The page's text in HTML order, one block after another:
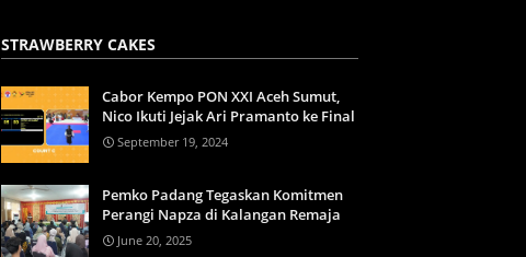
STRAWBERRY CAKES
Cabor Kempo PON XXI Aceh Sumut,
Nico Ikuti Jejak Ari Pramanto ke Final
September 19, 2024
Pemko Padang Tegaskan Komitmen
Perangi Napza di Kalangan Remaja
June 20, 2025